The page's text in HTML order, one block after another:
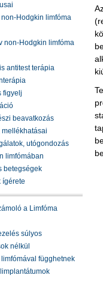
Hodgkin limfóma
non-Hodgkin limfóma
antitest terápia
figyelj
beavatkozás
mellékhatásai
utógondozás
limfómában
betegségek
ígérete
a Limfóma
súlyos
nélkül
limfómával függhetnek